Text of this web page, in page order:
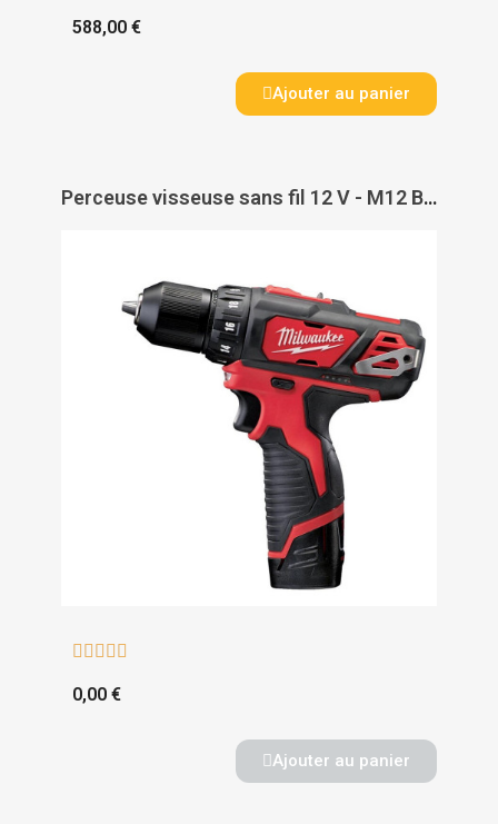
588,00 €
Ajouter au panier
Perceuse visseuse sans fil 12 V - M12 BDD 202C - MILWAUKEE
    
0,00 €
Ajouter au panier